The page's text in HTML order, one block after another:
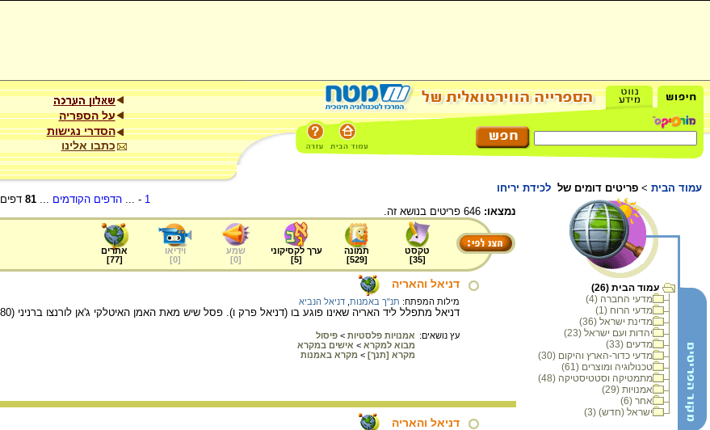
על הספריה
הסדרי נגישות
כתבו אלינו
עמוד הבית > פריטים דומים של לכידת יריחו
עמוד הבית (26)
מדעי החברה (4)
מדעי הרוח (1)
מדינת ישראל (36)
יהדות ועם ישראל (23)
מדעים (33)
מדעי כדור-הארץ והיקום (30)
טכנולוגיה ומוצרים (61)
מתמטיקה וסטטיסטיקה (48)
אמנויות (29)
אחר (6)
ישראל (חדש) (3)
1
- ... הדפים הקודמים ...
81 דפים
נמצאו:
טקסט
[
35
]
תמונה
[
529
]
ערך לקסיקוני
[
5
]
שמע
[
0
]
וידיאו
[
0
]
אתרים
[
77
]
דניאל והאריה
מילות המפתח: תנ"ך באמנות דניאל הנביא
דניאל מתפלל ליד האריה שאינו פוגע בו (דניאל פרק ו). פסל שיש מאת האמן האיטלקי ג'אן לורנצו ברניני (1598-1680), 1650. מוצג בסנטה מריה דל פופולו ברומא.
עץ נושאים: אמנויות פלסטיות > פיסול
מבוא למקרא > אישים במקרא
מקרא [תנך] > מקרא באמנות
דניאל והאריה